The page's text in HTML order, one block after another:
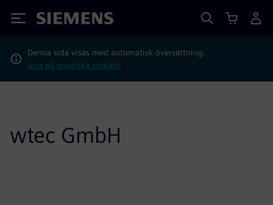
Siemens
Denna sida visas med automatisk översättning.
Visa på engelska istället?
wtec GmbH